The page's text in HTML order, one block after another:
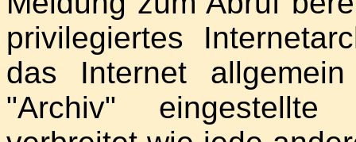
privilegiertes
das Internet
"Archiv"